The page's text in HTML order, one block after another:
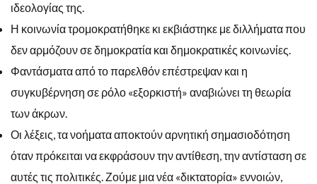
ιδεολογίας της.
Η κοινωνία τρομοκρατήθηκε κι εκβιάστηκε με διλλήματα που
δεν αρμόζουν σε δημοκρατία και δημοκρατικές κοινωνίες.
Φαντάσματα από το παρελθόν επέστρεψαν και η
συγκυβέρνηση σε ρόλο «εξορκιστή» αναβιώνει τη θεωρία
των άκρων.
Οι λέξεις, τα νοήματα αποκτούν αρνητική σημασιοδότηση
όταν πρόκειται να εκφράσουν την αντίθεση, την αντίσταση σε
αυτές τις πολιτικές. Ζούμε μια νέα «δικτατορία» εννοιών,